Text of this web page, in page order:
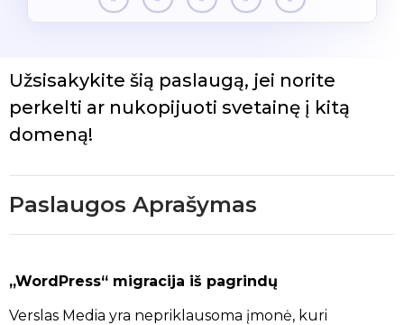
Užsisakykite šią paslaugą, jei norite
perkelti ar nukopijuoti svetainę į kitą
domeną!
Paslaugos Aprašymas
„WordPress“ migracija iš pagrindų
Verslas Media yra nepriklausoma įmonė, kuri